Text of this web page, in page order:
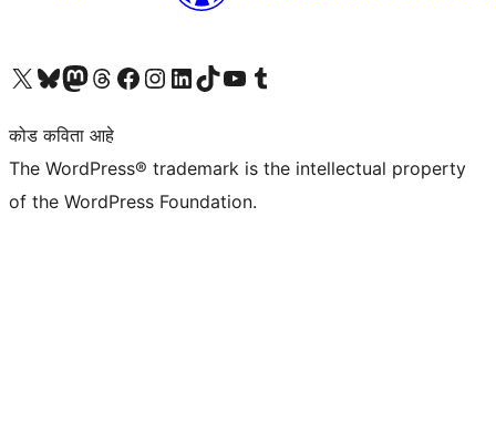
आमच्या X (एक्स) (पूर्वीचे ट्विटर) खात्याला भेट द्या आमच्या ब्लूस्की खात्याला भेट द्या.आमच्या Mastodon खात्याला भेट द्या.आमच्या थ्रेड्स खात्याला भेट द्या. आमच्या फेसबुक पेजला भेट द्या आमच्या इंस्टाग्राम खात्याला भेट द्या आमच्या लिंक्डइन खात्याला भेट द्या आमच्या टिकटॉक अकाउंटला भेट द्या.आमच्या यूट्यूब चॅनेलला भेट द्या आमच्या टंबलर खात्याला भेट द्या.
कोड कविता आहे
The WordPress® trademark is the intellectual property
of the WordPress Foundation.